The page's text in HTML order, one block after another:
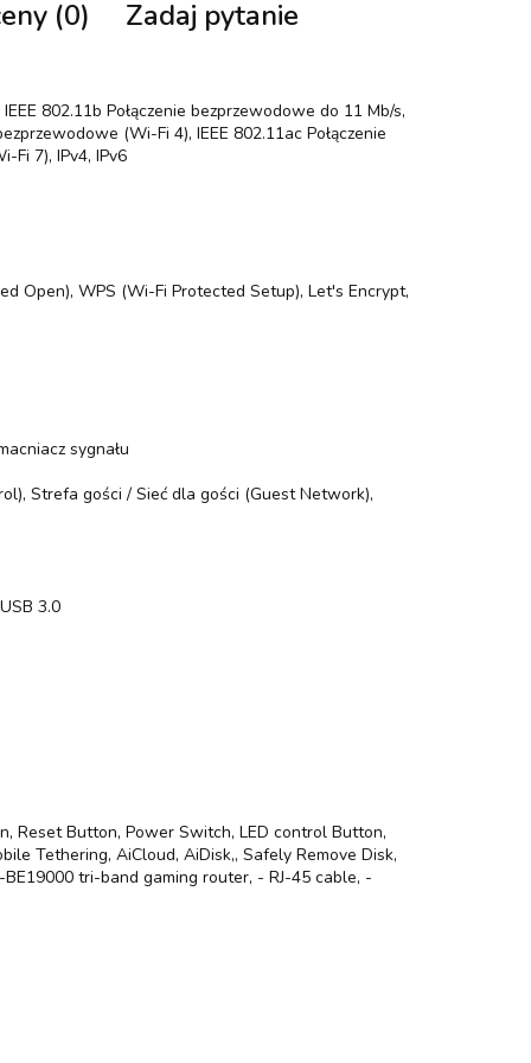
(0) Zadaj pytanie
802.11b Połączenie bezprzewodowe do 11 Mb/s,
(Wi-Fi 4), IEEE 802.11ac Połączenie
Fi 7), IPv4, IPv6
Open), WPS (Wi-Fi Protected Setup), Let's Encrypt,
sygnału
Strefa gości / Sieć dla gości (Guest Network),
3.0
Reset Button, Power Switch, LED control Button,
Tethering, AiCloud, AiDisk,, Safely Remove Disk,
tri-band gaming router, - RJ-45 cable, -